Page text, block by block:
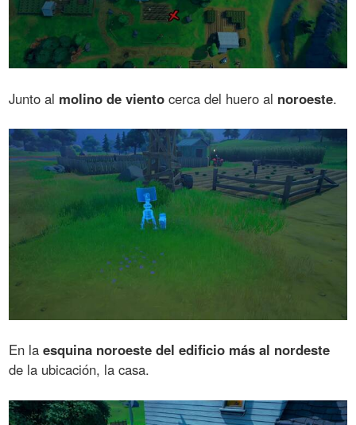
Junto al molino de viento cerca del huero al noroeste.
En laesquina noroeste del edificio más al nordeste
de la ubicación, la casa.